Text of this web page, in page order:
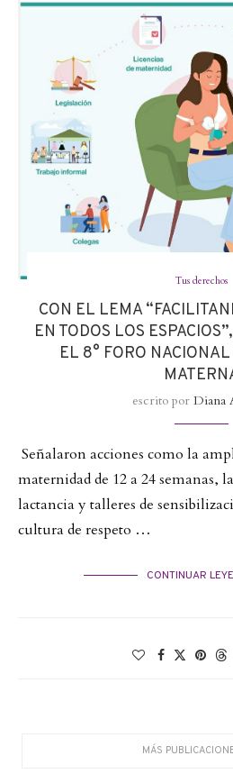
Tus derechos
CON EL LEMA
EN TODOS LOS
EL 8° FORO
escrito por Diana
Señalaron acciones como la
maternidad de 12 a 24 semanas,
lactancia y talleres de
cultura de respeto …
CONTINUAR
MÁS